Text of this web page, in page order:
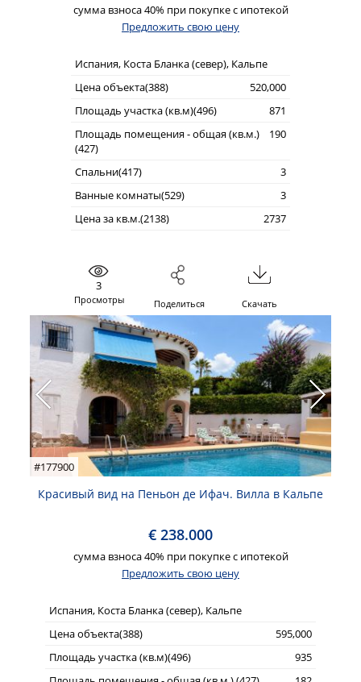
сумма взноса 40% при покупке с ипотекой
Предложить свою цену
Испания, Коста Бланка (север), Кальпе
Цена объекта(388)
520,000
Площадь участка (кв.м)(496)
871
Площадь помещения - общая (кв.м.)
(427)
190
Спальни(417)
3
Ванные комнаты(529)
3
Цена за кв.м.(2138)
2737
3
Просмотры Поделиться Скачать
#177900
Красивый вид на Пеньон де Ифач. Вилла в Кальпе
€ 238.000
сумма взноса 40% при покупке с ипотекой
Предложить свою цену
Испания, Коста Бланка (север), Кальпе
Цена объекта(388)
595,000
Площадь участка (кв.м)(496)
935